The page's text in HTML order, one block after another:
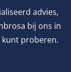
advies,
bij ons in
kunt proberen.